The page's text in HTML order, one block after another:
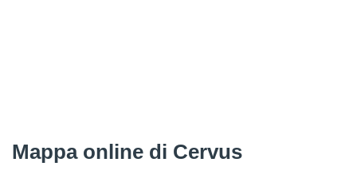
Mappa online di Cervus